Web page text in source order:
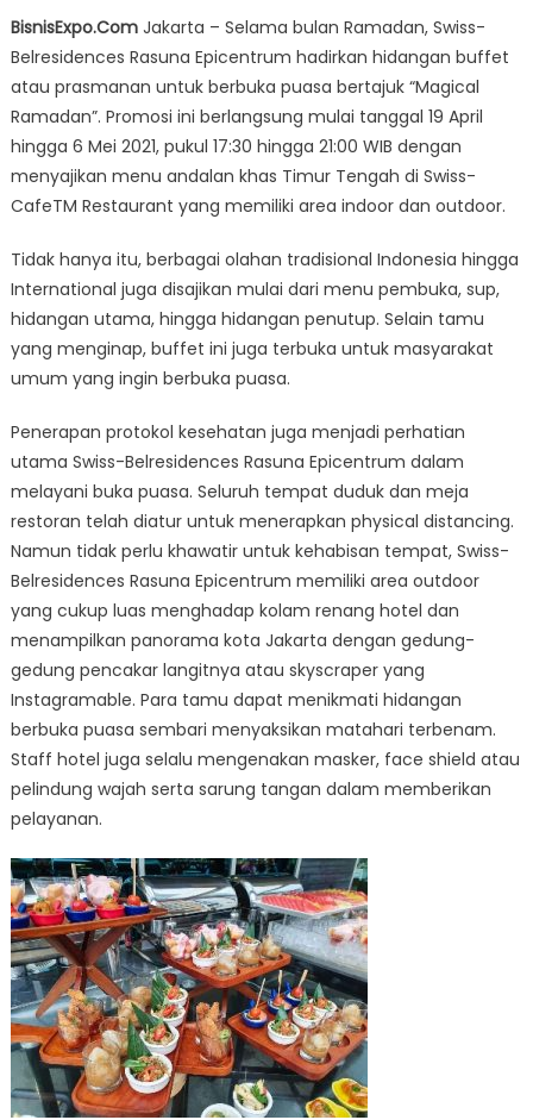
BisnisExpo.Com Jakarta – Selama bulan Ramadan, Swiss-
Belresidences Rasuna Epicentrum hadirkan hidangan buffet
atau prasmanan untuk berbuka puasa bertajuk “Magical
Ramadan”. Promosi ini berlangsung mulai tanggal 19 April
hingga 6 Mei 2021, pukul 17:30 hingga 21:00 WIB dengan
menyajikan menu andalan khas Timur Tengah di Swiss-
CafeTM Restaurant yang memiliki area indoor dan outdoor.
Tidak hanya itu, berbagai olahan tradisional Indonesia hingga
International juga disajikan mulai dari menu pembuka, sup,
hidangan utama, hingga hidangan penutup. Selain tamu
yang menginap, buffet ini juga terbuka untuk masyarakat
umum yang ingin berbuka puasa.
Penerapan protokol kesehatan juga menjadi perhatian
utama Swiss-Belresidences Rasuna Epicentrum dalam
melayani buka puasa. Seluruh tempat duduk dan meja
restoran telah diatur untuk menerapkan physical distancing.
Namun tidak perlu khawatir untuk kehabisan tempat, Swiss-
Belresidences Rasuna Epicentrum memiliki area outdoor
yang cukup luas menghadap kolam renang hotel dan
menampilkan panorama kota Jakarta dengan gedung-
gedung pencakar langitnya atau skyscraper yang
Instagramable. Para tamu dapat menikmati hidangan
berbuka puasa sembari menyaksikan matahari terbenam.
Staff hotel juga selalu mengenakan masker, face shield atau
pelindung wajah serta sarung tangan dalam memberikan
pelayanan.